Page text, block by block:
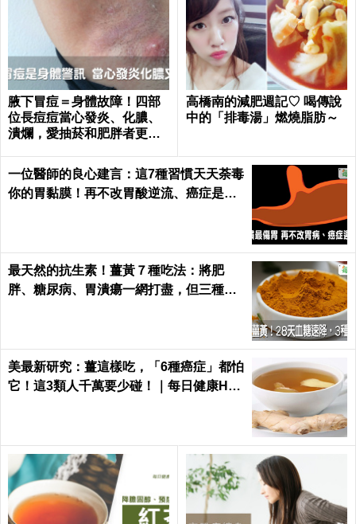
腋下冒痘＝身體故障！四部
位長痘痘當心發炎、化膿、
潰爛，愛抽菸和肥胖者更要
高橋南的減肥週記♡ 喝傳說
中的「排毒湯」燃燒脂肪～
一位醫師的良心建言：這7種習慣天天荼毒
你的胃黏膜！再不改胃酸逆流、癌症是遲
最天然的抗生素！薑黃７種吃法：將肥
胖、糖尿病、胃潰瘍一網打盡，但三種人
美最新研究：薑這樣吃，「6種癌症」都怕
它！這3類人千萬要少碰！｜每日健康Hea